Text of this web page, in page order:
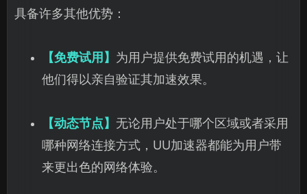
具备许多其他优势：
【免费试用】 为用户提供免费试用的机遇，让
他们得以亲自验证其加速效果。
【动态节点】 无论用户处于哪个区域或者采用
哪种网络连接方式，UU加速器都能为用户带
来更出色的网络体验。